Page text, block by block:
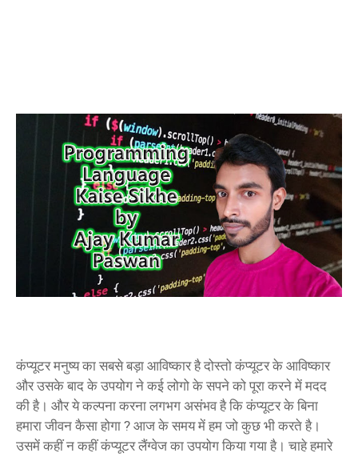
कंप्यूटर मनुष्य का सबसे बड़ा आविष्कार है दोस्तो कंप्यूटर के आविष्कार
और उसके बाद के उपयोग ने कई लोगो के सपने को पूरा करने में मदद
की है। और ये कल्पना करना लगभग असंभव है कि कंप्यूटर के बिना
हमारा जीवन कैसा होगा ? आज के समय में हम जो कुछ भी करते है।
उसमें कहीं न कहीं कंप्यूटर लैंग्वेज का उपयोग किया गया है। चाहे हमारे